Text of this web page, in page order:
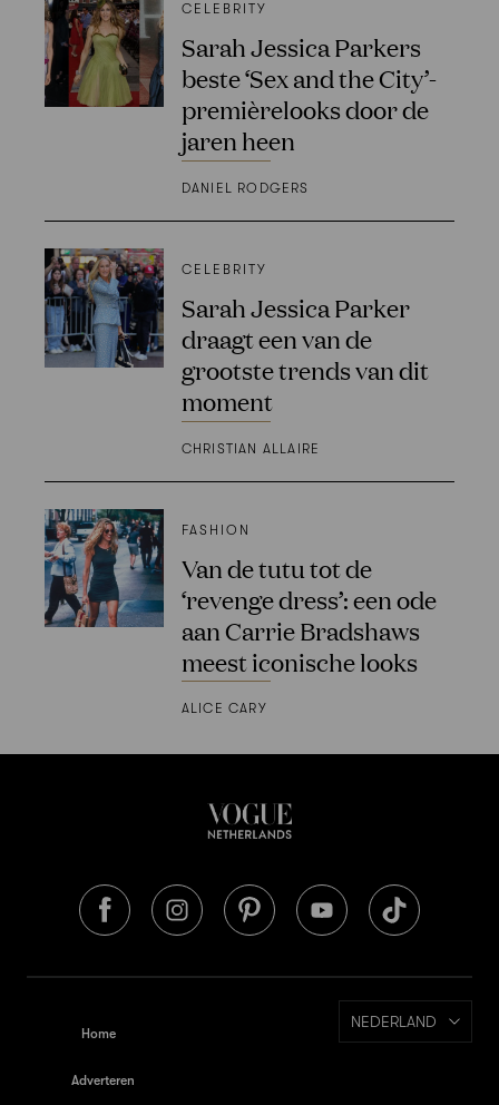
CELEBRITY
Sarah Jessica Parkers
beste ‘Sex and the City’-
premièrelooks door de
jaren heen
DANIEL RODGERS
CELEBRITY
Sarah Jessica Parker
draagt een van de
grootste trends van dit
moment
CHRISTIAN ALLAIRE
FASHION
Van de tutu tot de
‘revenge dress’: een ode
aan Carrie Bradshaws
meest iconische looks
ALICE CARY
Home
Adverteren
NEDERLAND